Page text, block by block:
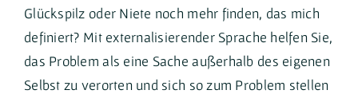
Glückspilz oder Niete noch mehr finden, das mich
definiert? Mit externalisierender Sprache helfen Sie,
das Problem als eine Sache außerhalb des eigenen
Selbst zu verorten und sich so zum Problem stellen